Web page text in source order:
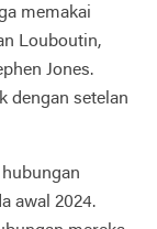
memakai
Louboutin,
Jones.
dengan setelan
awal 2024.